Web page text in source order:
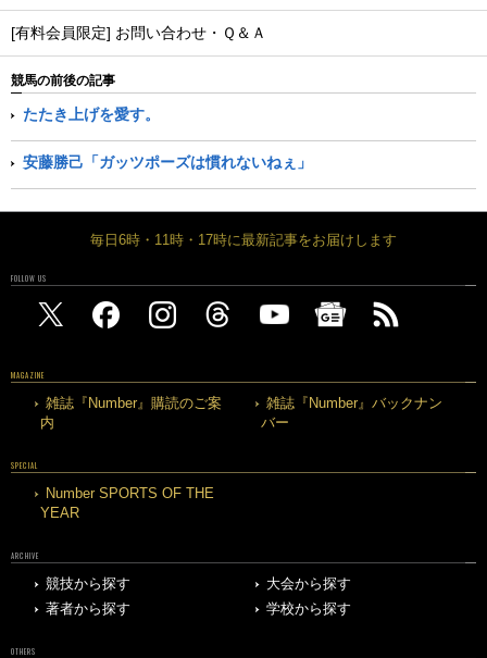
[有料会員限定] お問い合わせ・Ｑ＆Ａ
競馬の前後の記事
たたき上げを愛す。
安藤勝己「ガッツポーズは慣れないねぇ」
毎日6時・11時・17時に最新記事をお届けします
FOLLOW US
MAGAZINE
雑誌『Number』購読のご案
内
雑誌『Number』バックナン
バー
SPECIAL
Number SPORTS OF THE
YEAR
ARCHIVE
競技から探す
大会から探す
著者から探す
学校から探す
OTHERS